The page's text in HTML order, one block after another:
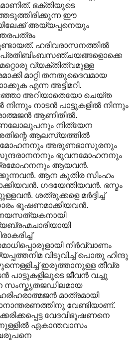
ഭക്തിയുടെ
ഈ
അയ്യപ്പനെയും
ഹരിവരാസനത്തിൽ
പ്രതിബിംബസഞ്ചയങ്ങളൊക്കെ
മറ്റൊരു വ്യക്തിത്വമുള്ള
മാറ്റി തനതുദൈവമായ
എന്ന അട്ടിമറി.
അറിയാതെയോ ചെയ്ത
നാടൻ പാട്ടുകളിൽ നിന്നും
ആണിതിൽ.
നിത്യേന
ആലസ്യത്തിൽ
അരുണഭാസുരനും
ഭുവനമോഹനനും
ആയവൻ.
ആന കുതിര സിംഹം
ഗദയേന്തിയവൻ. ഭസ്മം
ശത്രുക്കളെ മർദ്ദിച്ച്
ഭൂഷണമാക്കിയവൻ.
നിർവ്വാണം
വിടുവിച്ച് പൊതു ഹിന്ദു
ഇരുത്താനുള്ള തീവ്ര
പാട്ടുകളിലൂടെ ജീവൻ വച്ചു
സംസ്കൃതജഡിലമായ
മാത്രമായി
വേണ്ടിയാണ്.
വേദവിഭൂഷണനെ
ഏകാന്തവാസം